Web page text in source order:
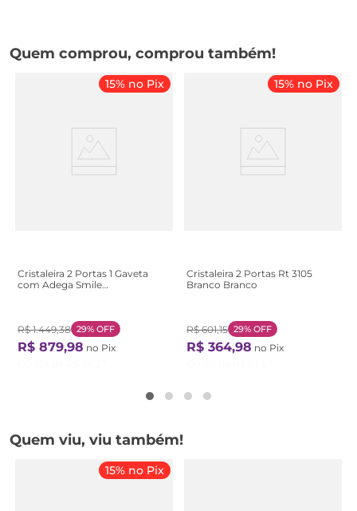
Quem comprou, comprou também!
15% no Pix
Cristaleira 2 Portas 1 Gaveta
com Adega Smile
R$ 1.449,38 29% OFF
R$ 879,98 no Pix
15% no Pix
Cristaleira 2 Portas Rt 3105
Branco Branco
R$ 601,15 29% OFF
R$ 364,98 no Pix
Quem viu, viu também!
15% no Pix